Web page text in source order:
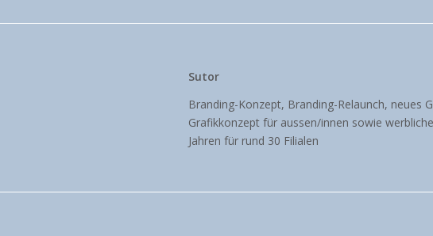
Sutor
Branding-Konzept, Branding-Relaunch, neues
Grafikkonzept für aussen/innen sowie
Jahren für rund 30 Filialen